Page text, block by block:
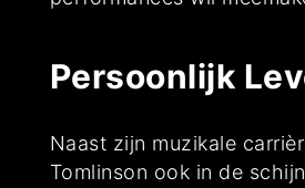
Persoonlijk
Naast zijn muzikale
Tomlinson ook in de